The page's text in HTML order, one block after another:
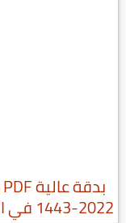
2022-1443 في السعودية